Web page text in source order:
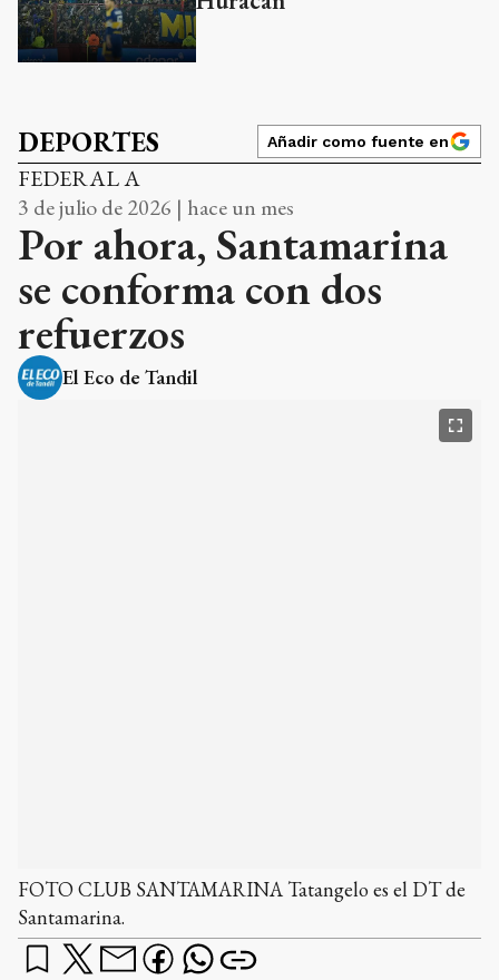
DEPORTES
FEDERAL A
Por ahora, Santamarina
se conforma con dos
refuerzos
El Eco de Tandil
Fabricio Brener no formará parte del plantel de